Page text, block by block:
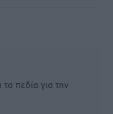
πεδία για την